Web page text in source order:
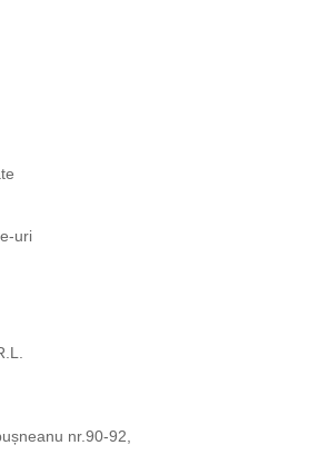
uri
nr.90-92,